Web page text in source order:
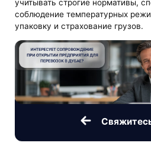
учитывать строгие нормативы,
соблюдение температурных
упаковку и страхование грузов.